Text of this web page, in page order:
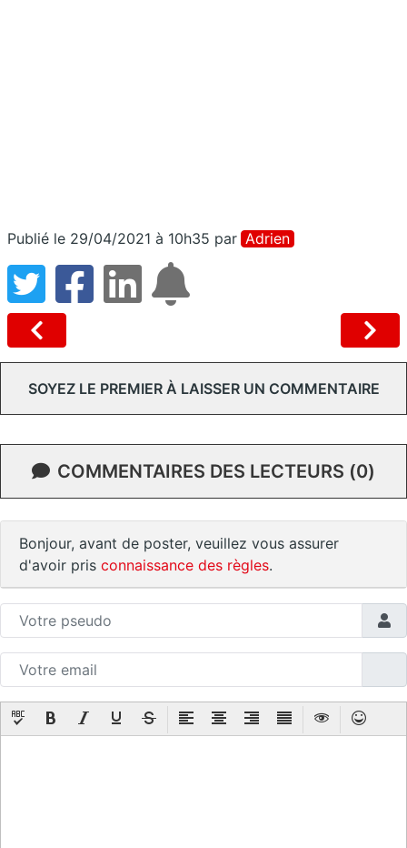
Publié le 29/04/2021 à 10h35 par Adrien
SOYEZ LE PREMIER À LAISSER UN COMMENTAIRE
COMMENTAIRES DES LECTEURS (0)
Bonjour, avant de poster, veuillez vous assurer
d'avoir pris connaissance des règles.